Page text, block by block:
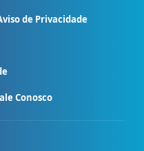
de Privacidade
Conosco